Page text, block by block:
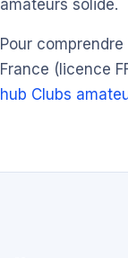
amateurs solide.
Pour
France (licence
hub Clubs